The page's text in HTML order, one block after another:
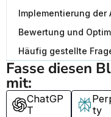
Implementierung der
Bewertung und
Häufig gestellte
Fasse diesen
mit:
ChatGP
T
ty